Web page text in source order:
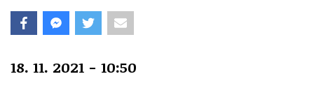
18. 11. 2021 - 10:50